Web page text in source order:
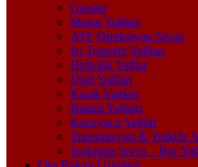
Gresler
Motor Yağları
ATF Direksiyon Sıvısı
Isı Transfer Yağları
Hidrolik Yağlar
Dişli Yağları
Kızak Yağları
Bakım Yağları
Koruyucu Yağlar
Transmisyon & Traktör
Soğutma Sıvısı – Bor